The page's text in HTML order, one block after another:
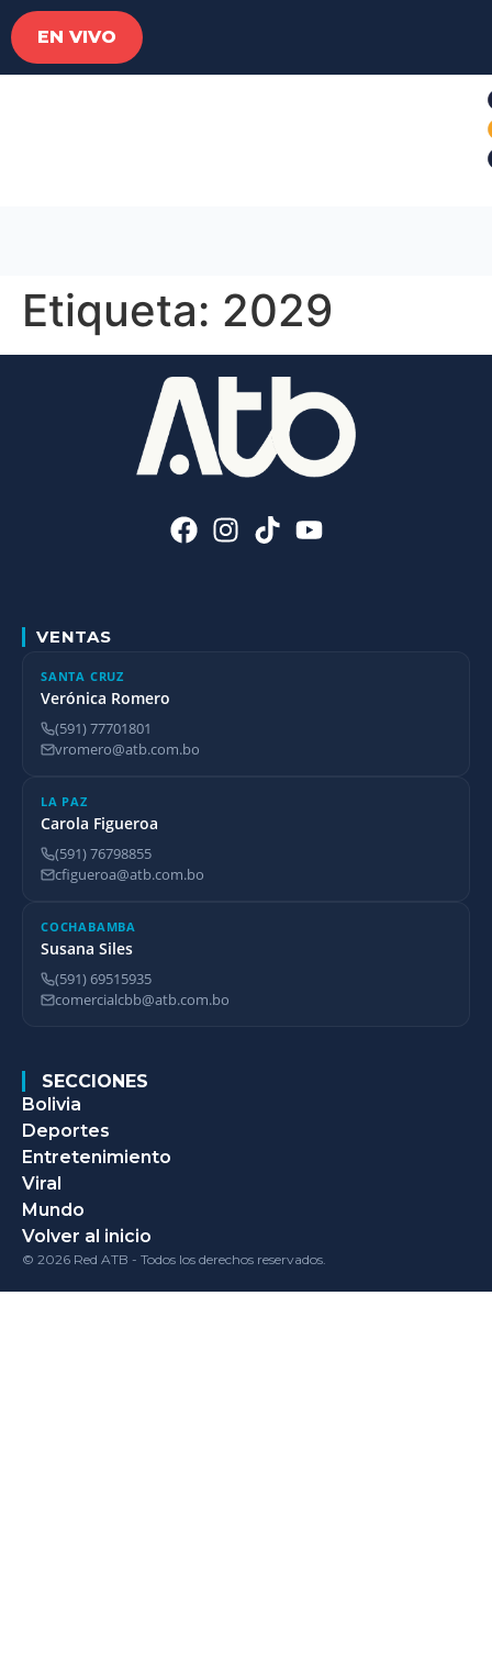
EN VIVO
Etiqueta: 2029
VENTAS
SANTA CRUZ
Verónica Romero
(591) 77701801
vromero@atb.com.bo
LA PAZ
Carola Figueroa
(591) 76798855
cfigueroa@atb.com.bo
COCHABAMBA
Susana Siles
(591) 69515935
comercialcbb@atb.com.bo
SECCIONES
Bolivia
Deportes
Entretenimiento
Viral
Mundo
Volver al inicio
© 2026 Red ATB - Todos los derechos reservados.